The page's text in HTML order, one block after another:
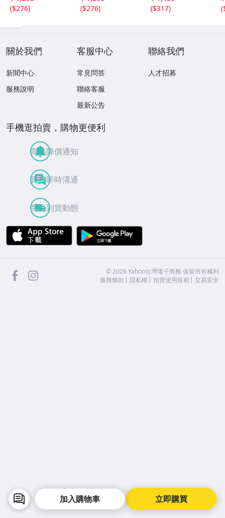
立即購買
加入購物車
ON連動 ポジショ
ン フォグランプ
($276)
ON連動 ポジショ
ン フォグランプ
($276)
整可能 カチカチ
音内蔵 スピーカ
($317)
(
關於我們
新聞中心
服務說明
客服中心
常見問答
聯絡客服
最新公告
聯絡我們
人才招募
手機逛拍賣，購物更便利
商品降價通知
買賣即時溝通
商品到貨動態
APP Store
facebook ©2026 Yahoo台灣電子商務 保留所有權利
服務條款
隱私權 拍賣使用規範 交易安全